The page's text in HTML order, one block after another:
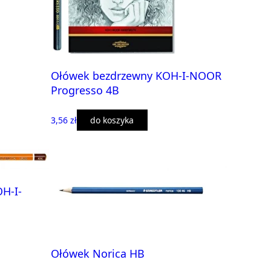
Ołówek bezdrzewny KOH-I-NOOR
Progresso 4B
3,56 zł do koszyka
I-
Ołówek Norica HB